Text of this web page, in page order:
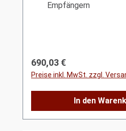
Empfängern
Regulärer Preis:
690,03 €
Preise inkl. MwSt. zzgl.
In den